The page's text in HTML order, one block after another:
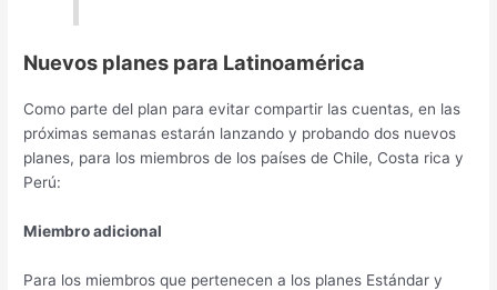
Nuevos planes para Latinoamérica
Como parte del plan para evitar compartir las cuentas, en las
próximas semanas estarán lanzando y probando dos nuevos
planes, para los miembros de los países de Chile, Costa rica y
Perú:
Miembro adicional
Para los miembros que pertenecen a los planes Estándar y